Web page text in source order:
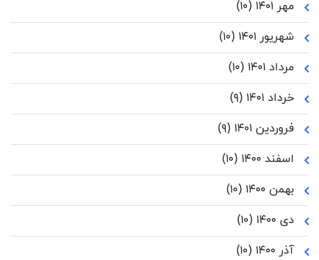
مهر ۱۴۰۱
(۱۰)
شهریور ۱۴۰۱
(۱۰)
مرداد ۱۴۰۱
(۱۰)
خرداد ۱۴۰۱
(۹)
فروردین ۱۴۰۱
(۹)
اسفند ۱۴۰۰
(۱۰)
بهمن ۱۴۰۰
(۱۰)
دی ۱۴۰۰
(۱۰)
آذر ۱۴۰۰
(۱۰)